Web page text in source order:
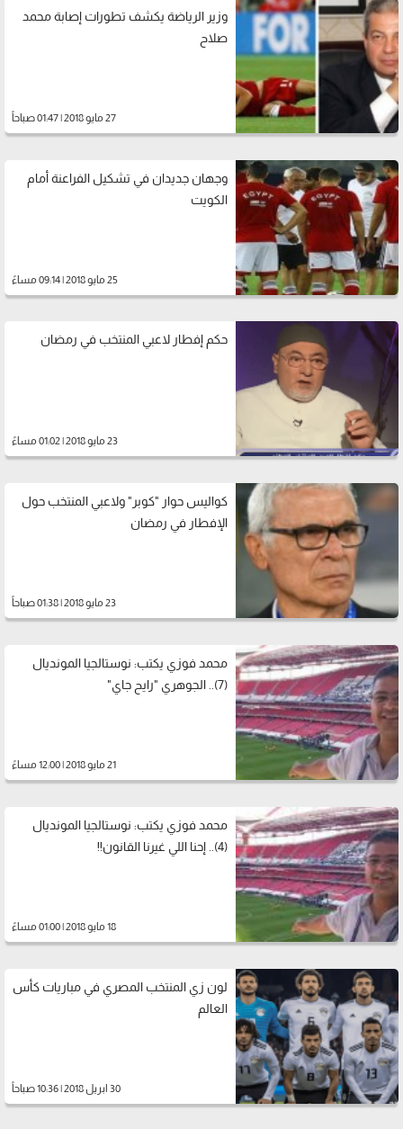
وزير الرياضة يكشف تطورات إصابة محمد
صلاح
27 مايو 2018 | 01:47 صباحاً
وجهان جديدان في تشكيل الفراعنة أمام
الكويت
25 مايو 2018 | 09:14 مساءً
حكم إفطار لاعبي المنتخب في رمضان
23 مايو 2018 | 01:02 مساءً
كواليس حوار "كوبر" ولاعبي المنتخب حول
الإفطار في رمضان
23 مايو 2018 | 01:38 صباحاً
محمد فوزي يكتب: نوستالجيا المونديال
(7).. الجوهري "رايح جاي"
21 مايو 2018 | 12:00 مساءً
محمد فوزي يكتب: نوستالجيا المونديال
(4).. إحنا اللي غيرنا القانون!!
18 مايو 2018 | 01:00 مساءً
لون زي المنتخب المصري في مباريات كأس
العالم
30 ابريل 2018 | 10:36 صباحاً